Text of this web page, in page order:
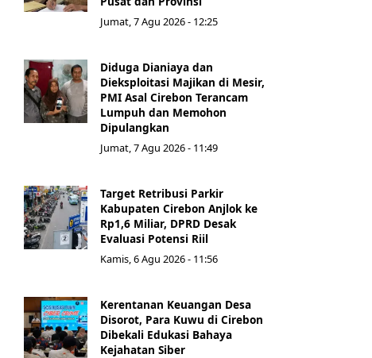
Jumat, 7 Agu 2026 - 12:25
Diduga Dianiaya dan
Dieksploitasi Majikan di Mesir,
PMI Asal Cirebon Terancam
Lumpuh dan Memohon
Dipulangkan
Jumat, 7 Agu 2026 - 11:49
Target Retribusi Parkir
Kabupaten Cirebon Anjlok ke
Rp1,6 Miliar, DPRD Desak
Evaluasi Potensi Riil
Kamis, 6 Agu 2026 - 11:56
Kerentanan Keuangan Desa
Disorot, Para Kuwu di Cirebon
Dibekali Edukasi Bahaya
Kejahatan Siber